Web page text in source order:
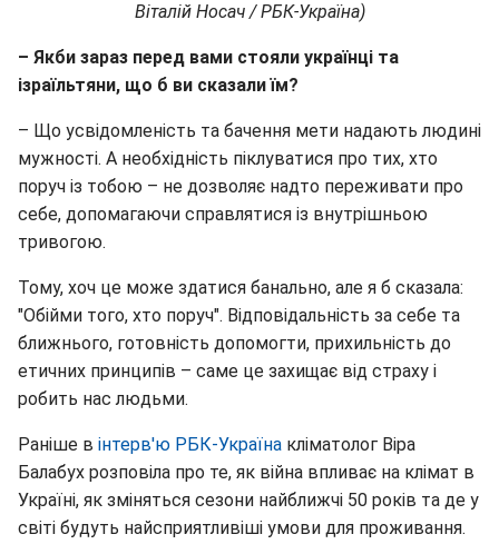
Віталій Носач / РБК-Україна)
– Якби зараз перед вами стояли українці та
ізраїльтяни, що б ви сказали їм?
– Що усвідомленість та бачення мети надають людині
мужності. А необхідність піклуватися про тих, хто
поруч із тобою – не дозволяє надто переживати про
себе, допомагаючи справлятися із внутрішньою
тривогою.
Тому, хоч це може здатися банально, але я б сказала:
"Обійми того, хто поруч". Відповідальність за себе та
ближнього, готовність допомогти, прихильність до
етичних принципів – саме це захищає від страху і
робить нас людьми.
Раніше в інтерв'ю РБК-Україна кліматолог Віра
Балабух розповіла про те, як війна впливає на клімат в
Україні, як зміняться сезони найближчі 50 років та де у
світі будуть найсприятливіші умови для проживання.